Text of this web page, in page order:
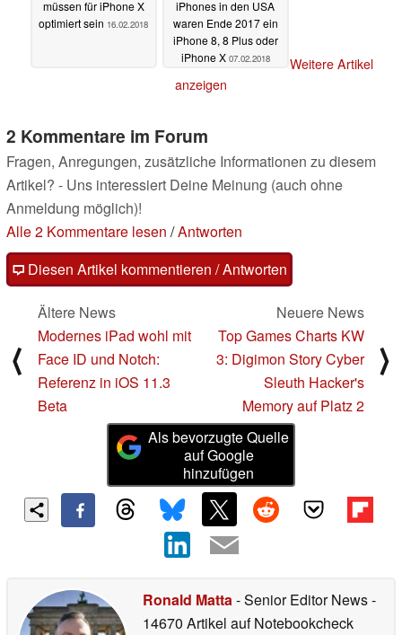
müssen für iPhone X
optimiert sein 16.02.2018
iPhones in den USA
waren Ende 2017 ein
iPhone 8, 8 Plus oder
iPhone X 07.02.2018
Weitere Artikel
anzeigen
2 Kommentare im Forum
Fragen, Anregungen, zusätzliche Informationen zu diesem
Artikel? - Uns interessiert Deine Meinung (auch ohne
Anmeldung möglich)!
Alle 2 Kommentare lesen /Antworten
Diesen Artikel kommentieren / Antworten
⟨
Ältere News
Modernes iPad wohl mit
Face ID und Notch:
Referenz in iOS 11.3
Beta
Neuere News
Top Games Charts KW
3: Digimon Story Cyber
Sleuth Hacker's
Memory auf Platz 2
⟩
Als bevorzugte Quelle
auf Google
hinzufügen
Ronald Matta- Senior Editor News-
14670 Artikel auf Notebookcheck